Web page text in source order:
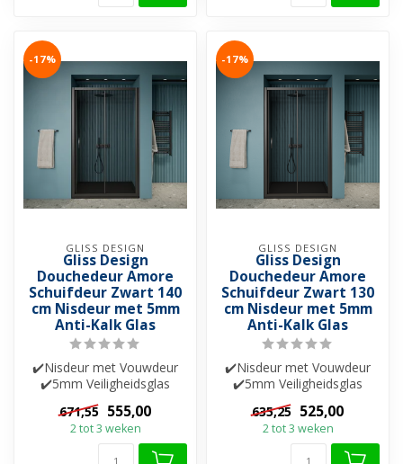
-17%
GLISS DESIGN
Gliss Design
Douchedeur Amore
Schuifdeur Zwart 140
cm Nisdeur met 5mm
Anti-Kalk Glas
✔️Nisdeur met Vouwdeur
✔️5mm Veiligheidsglas
coating ✔️Besch...
671,55 555,00
2 tot 3 weken
-17%
GLISS DESIGN
Gliss Design
Douchedeur Amore
Schuifdeur Zwart 130
cm Nisdeur met 5mm
Anti-Kalk Glas
✔️Nisdeur met Vouwdeur
✔️5mm Veiligheidsglas
coating ✔️Besch...
635,25 525,00
2 tot 3 weken